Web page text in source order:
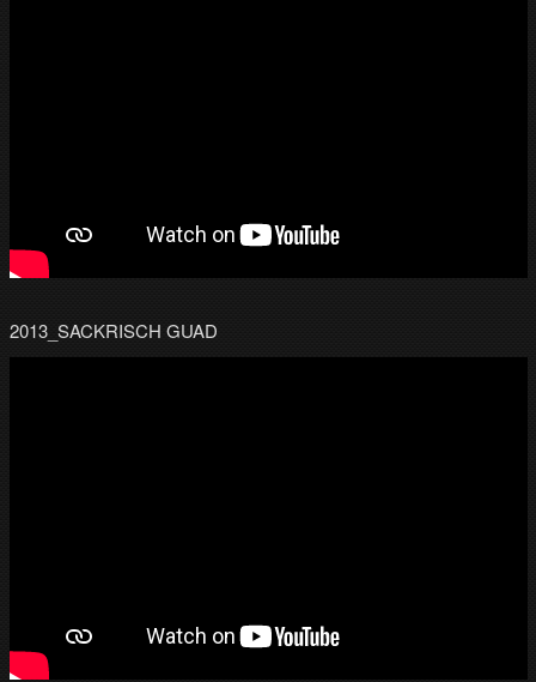
2013_SACKRISCH GUAD